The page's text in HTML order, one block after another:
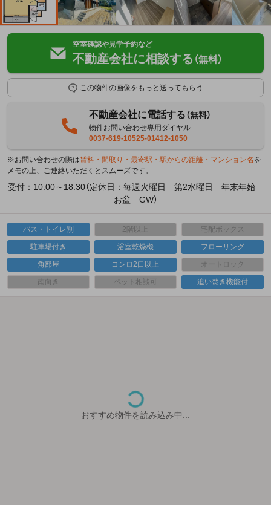
空室確認や見学予約など
不動産会社に相談する （無料）
この物件の画像をもっと送ってもらう
不動産会社に電話する（無料）
物件お問い合わせ専用ダイヤル
0037-619-10525-01412-1050
※お問い合わせの際は賃料・間取り・最寄駅・駅からの距離・マンション名 を
メモの上、ご連絡いただくとスムーズです。
受付：10:00～18:30（定休日：毎週火曜日 第2水曜日 年末年始
お盆 GW）
バス・トイレ別 2階以上 宅配ボックス
駐車場付き 浴室乾燥機 フローリング
角部屋 コンロ2口以上 オートロック
南向き ペット相談可 追い焚き機能付
おすすめ物件を読み込み中...